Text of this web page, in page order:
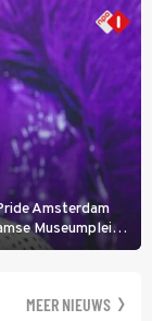
Amsterdam
Museumplein.
de jaren 90
MEER NIEUWS